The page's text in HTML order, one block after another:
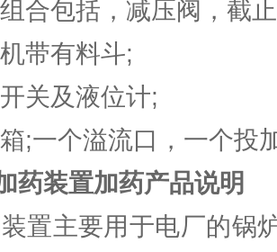
合包括，减压阀，截
带有料斗;
关及液位计;
;一个溢流口，一个投
药装置加药产品说明
置主要用于电厂的锅